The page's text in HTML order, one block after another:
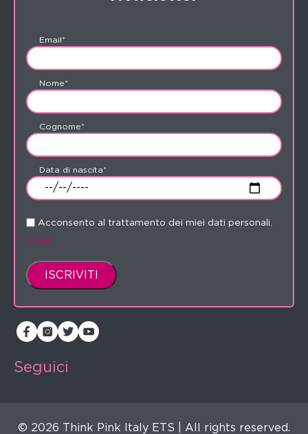
Email*
Nome*
Cognome*
Data di nascita*
Acconsento al trattamento dei miei dati personali.
Leggi
Seguici
© 2026 Think Pink Italy ETS | All rights reserved.